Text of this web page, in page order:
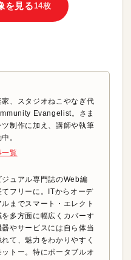
を見る14枚
、スタジオねこやなぎ代
Evangelist。さま
ツ制作に加え、講師や執筆
。
一覧
ジュアル専門誌のWeb編
フリーに。ITからオーデ
までスマート・エレクト
を多方面に幅広くカバーす
やサービスには自ら体当
て、魅力をわかりやすく
トー。特にポータブルオ